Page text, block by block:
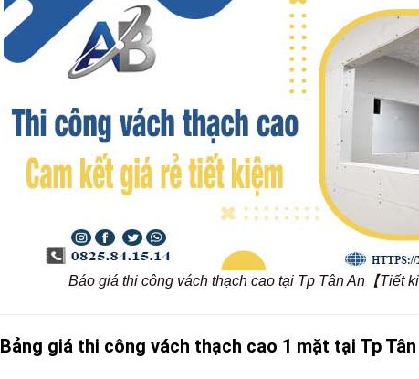
Báo giá thi công vách thạch cao tại Tp Tân An【Tiết
Bảng giá thi công vách thạch cao 1 mặt tại Tp Tân